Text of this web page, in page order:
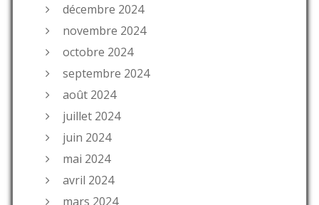
décembre 2024
novembre 2024
octobre 2024
septembre 2024
août 2024
juillet 2024
juin 2024
mai 2024
avril 2024
mars 2024